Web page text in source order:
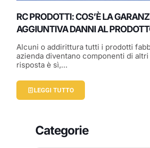
RC PRODOTTI: COS’È LA
AGGIUNTIVA DANNI AL
Alcuni o addirittura tutti i prodotti
azienda diventano componenti di
risposta è sì,…
LEGGI TUTTO
Categorie